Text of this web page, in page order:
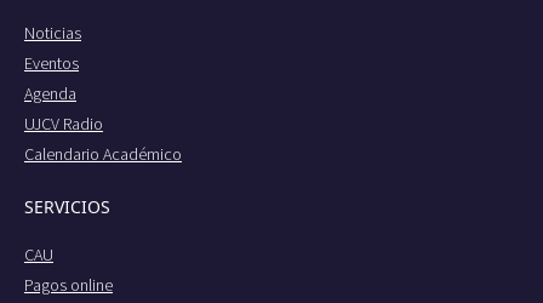
Noticias
Eventos
Agenda
UJCV Radio
Calendario Académico
SERVICIOS
CAU
Pagos online